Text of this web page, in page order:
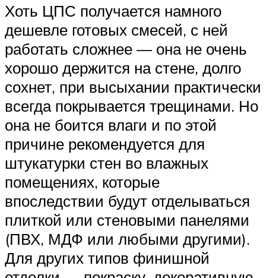
Хоть ЦПС получается намного
дешевле готовых смесей, с ней
работать сложнее — она не очень
хорошо держится на стене, долго
сохнет, при высыхании практически
всегда покрывается трещинами. Но
она не боится влаги и по этой
причине рекомендуется для
штукатурки стен во влажных
помещениях, которые
впоследствии будут отделываться
плиткой или стеновыми панелями
(ПВХ, МДФ или любыми другими).
Для других типов финишной